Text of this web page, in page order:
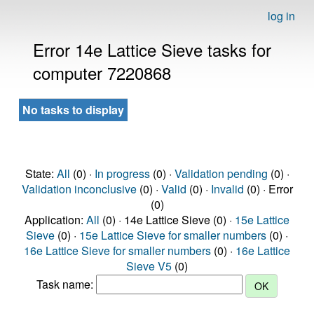
log in
Error 14e Lattice Sieve tasks for
computer 7220868
No tasks to display
State: All (0) · In progress(0) · Validation pending (0) ·
Validation inconclusive(0) · Valid (0) · Invalid (0) · Error
(0)
Application: All (0) · 14e Lattice Sieve (0) · 15e Lattice
Sieve (0) · 15e Lattice Sieve for smaller numbers (0) ·
16e Lattice Sieve for smaller numbers (0) · 16e Lattice
Sieve V5 (0)
Task name: